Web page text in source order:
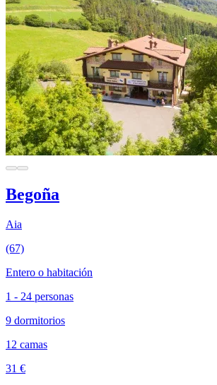
Begoña
Aia
(67)
Entero o habitación
1 - 24 personas
9 dormitorios
12 camas
31 €